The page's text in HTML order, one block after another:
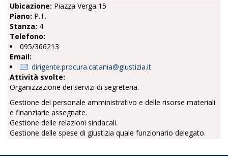
Ubicazione: Piazza Verga 15
Piano: P.T.
Stanza: 4
Telefono:
095/366213
Email:
dirigente.procura.catania@giustizia.it
Attività svolte:
Organizzazione dei servizi di segreteria.
Gestione del personale amministrativo e delle risorse materiali
e finanziarie assegnate.
Gestione delle relazioni sindacali.
Gestione delle spese di giustizia quale funzionario delegato.